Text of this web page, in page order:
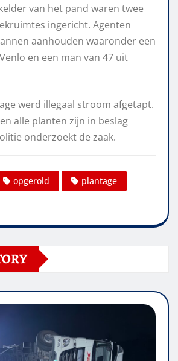
van het pand waren twee
ingericht. Agenten
aanhouden waaronder een
en een man van 47 uit
werd illegaal stroom afgetapt.
alle planten zijn in beslag
onderzoekt de zaak.
opgerold
plantage